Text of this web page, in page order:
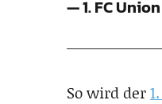
— 1. FC
So wird der